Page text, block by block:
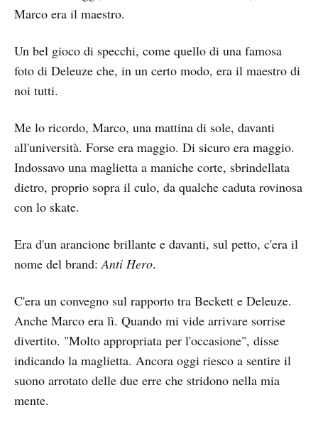
Marco era il maestro.
Un bel gioco di specchi, come quello di una famosa
foto di Deleuze che, in un certo modo, era il maestro di
noi tutti.
Me lo ricordo, Marco, una mattina di sole, davanti
all'università. Forse era maggio. Di sicuro era maggio.
Indossavo una maglietta a maniche corte, sbrindellata
dietro, proprio sopra il culo, da qualche caduta rovinosa
con lo skate.
Era d'un arancione brillante e davanti, sul petto, c'era il
nome del brand: Anti Hero.
C'era un convegno sul rapporto tra Beckett e Deleuze.
Anche Marco era lì. Quando mi vide arrivare sorrise
divertito. "Molto appropriata per l'occasione", disse
indicando la maglietta. Ancora oggi riesco a sentire il
suono arrotato delle due erre che stridono nella mia
mente.